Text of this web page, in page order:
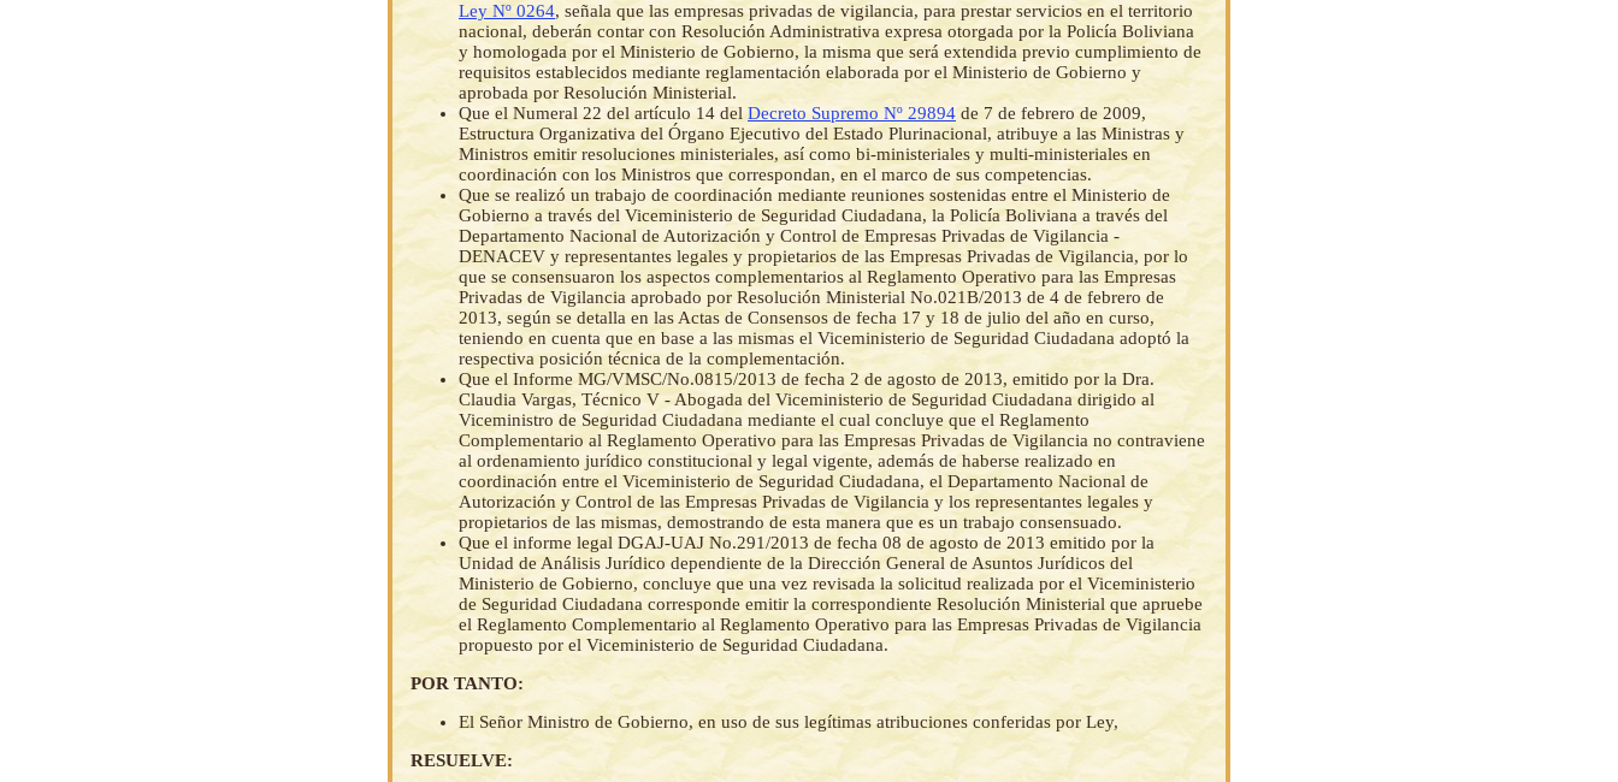
Ley Nº 0264, señala que las empresas privadas de vigilancia, para prestar servicios en el territorio
nacional, deberán contar con Resolución Administrativa expresa otorgada por la Policía Boliviana
y homologada por el Ministerio de Gobierno, la misma que será extendida previo cumplimiento de
requisitos establecidos mediante reglamentación elaborada por el Ministerio de Gobierno y
aprobada por Resolución Ministerial.
Que el Numeral 22 del artículo 14 del Decreto Supremo Nº 29894 de 7 de febrero de 2009,
Estructura Organizativa del Órgano Ejecutivo del Estado Plurinacional, atribuye a las Ministras y
Ministros emitir resoluciones ministeriales, así como bi-ministeriales y multi-ministeriales en
coordinación con los Ministros que correspondan, en el marco de sus competencias.
Que se realizó un trabajo de coordinación mediante reuniones sostenidas entre el Ministerio de
Gobierno a través del Viceministerio de Seguridad Ciudadana, la Policía Boliviana a través del
Departamento Nacional de Autorización y Control de Empresas Privadas de Vigilancia -
DENACEV y representantes legales y propietarios de las Empresas Privadas de Vigilancia, por lo
que se consensuaron los aspectos complementarios al Reglamento Operativo para las Empresas
Privadas de Vigilancia aprobado por Resolución Ministerial No.021B/2013 de 4 de febrero de
2013, según se detalla en las Actas de Consensos de fecha 17 y 18 de julio del año en curso,
teniendo en cuenta que en base a las mismas el Viceministerio de Seguridad Ciudadana adoptó la
respectiva posición técnica de la complementación.
Que el Informe MG/VMSC/No.0815/2013 de fecha 2 de agosto de 2013, emitido por la Dra.
Claudia Vargas, Técnico V - Abogada del Viceministerio de Seguridad Ciudadana dirigido al
Viceministro de Seguridad Ciudadana mediante el cual concluye que el Reglamento
Complementario al Reglamento Operativo para las Empresas Privadas de Vigilancia no contraviene
al ordenamiento jurídico constitucional y legal vigente, además de haberse realizado en
coordinación entre el Viceministerio de Seguridad Ciudadana, el Departamento Nacional de
Autorización y Control de las Empresas Privadas de Vigilancia y los representantes legales y
propietarios de las mismas, demostrando de esta manera que es un trabajo consensuado.
Que el informe legal DGAJ-UAJ No.291/2013 de fecha 08 de agosto de 2013 emitido por la
Unidad de Análisis Jurídico dependiente de la Dirección General de Asuntos Jurídicos del
Ministerio de Gobierno, concluye que una vez revisada la solicitud realizada por el Viceministerio
de Seguridad Ciudadana corresponde emitir la correspondiente Resolución Ministerial que apruebe
el Reglamento Complementario al Reglamento Operativo para las Empresas Privadas de Vigilancia
propuesto por el Viceministerio de Seguridad Ciudadana.
POR TANTO:
El Señor Ministro de Gobierno, en uso de sus legítimas atribuciones conferidas por Ley,
RESUELVE: